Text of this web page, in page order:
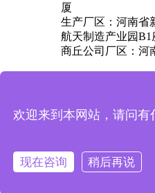
厦
生产厂区：河南省
航天制造产业园B1
商丘公司厂区：河
欢迎来到本网站，请问有
现在咨询 稍后再说